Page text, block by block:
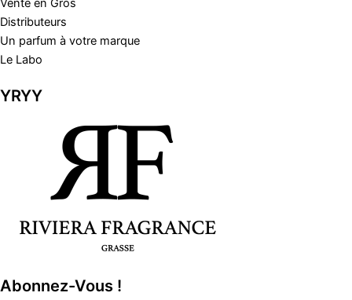
Vente en Gros
Distributeurs
Un parfum à votre marque
Le Labo
YRYY
Abonnez-Vous !